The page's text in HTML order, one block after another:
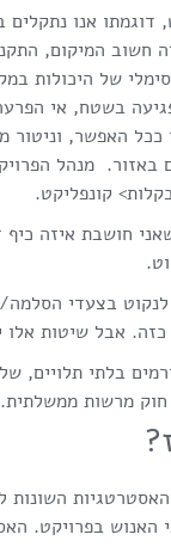
דוגמתו אנו
חשוב המיקום,
של היכולות
בשטח, אי
ככל האפשר,
מנהל
קונפליקט.
חושבת איזה
בצעדי הסלמה/
אבל שיטות אלו
בלתי תלויים,
חוק מרשות ממשלתית.
השונות ל
נקראות "5 שיטות